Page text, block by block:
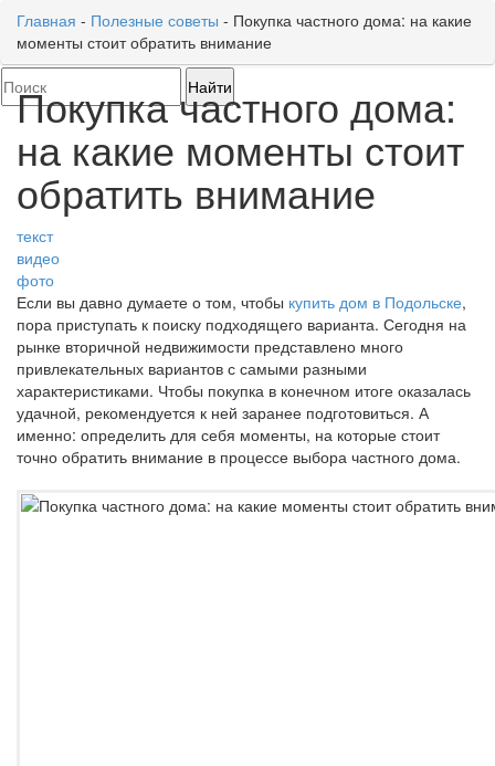
Главная - Полезные советы - Покупка частного дома: на какие
моменты стоит обратить внимание
Покупка частного дома:
на какие моменты стоит
обратить внимание
текст
видео
фото
Если вы давно думаете о том, чтобы купить дом в Подольске,
пора приступать к поиску подходящего варианта. Сегодня на
рынке вторичной недвижимости представлено много
привлекательных вариантов с самыми разными
характеристиками. Чтобы покупка в конечном итоге оказалась
удачной, рекомендуется к ней заранее подготовиться. А
именно: определить для себя моменты, на которые стоит
точно обратить внимание в процессе выбора частного дома.